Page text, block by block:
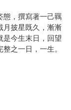
態，撰寫著一己羈
月披星既久，漸漸
是今生末日，回望
之一日，一生。